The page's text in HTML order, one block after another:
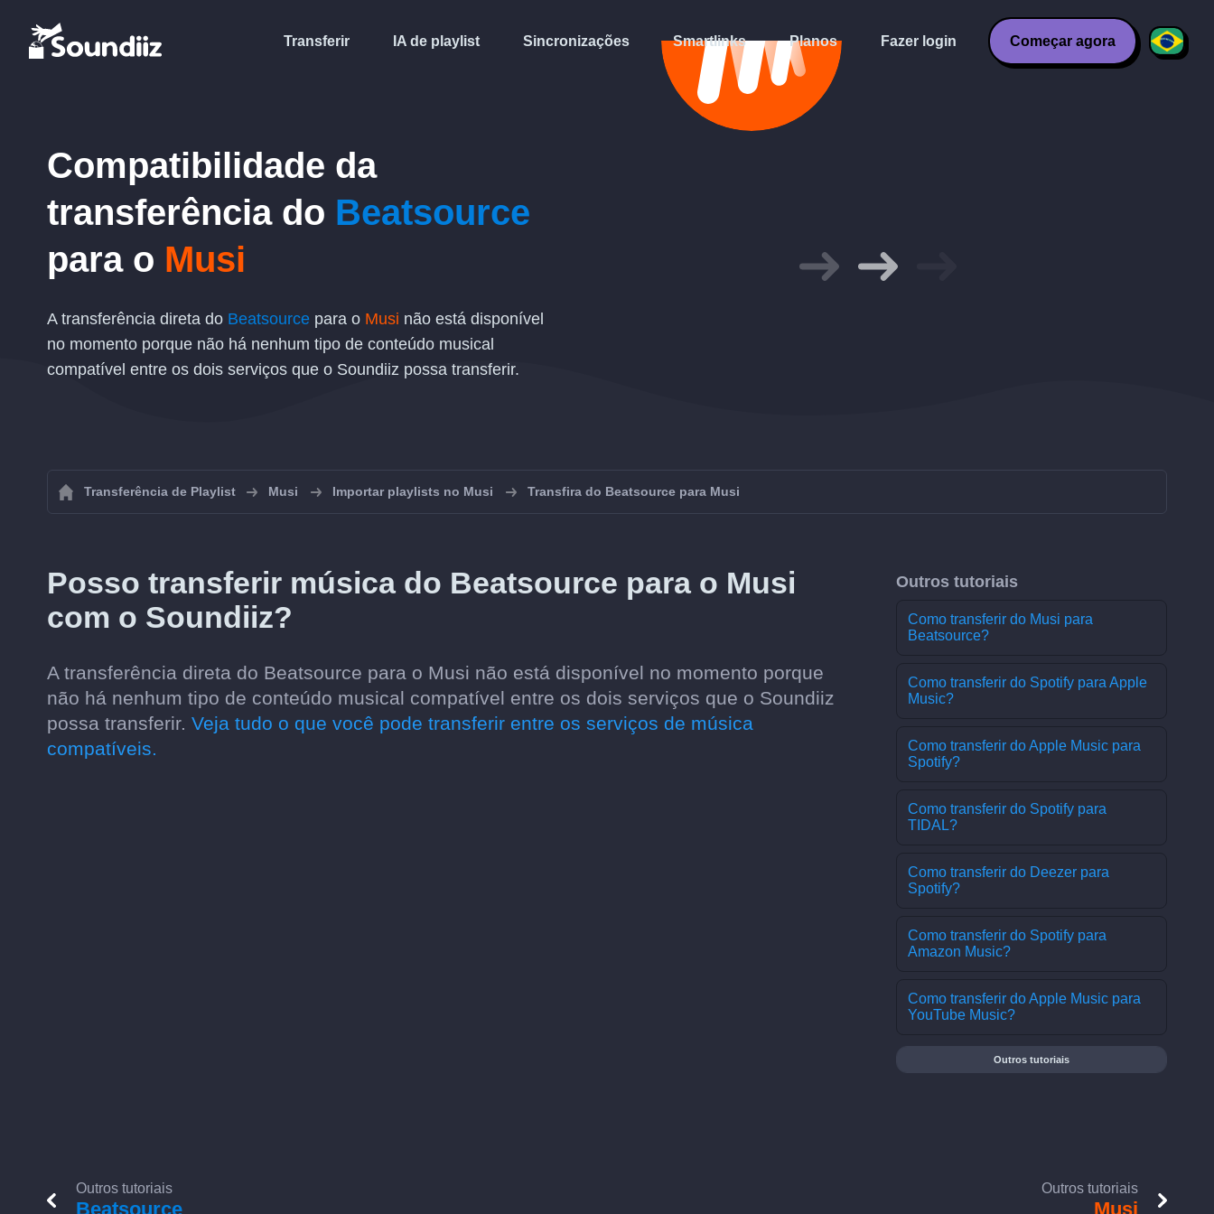
Transferir IA de playlist Sincronizações Smartlinks Planos Fazer login Começar agora
Compatibilidade da
transferência do Beatsource
para o Musi
A transferência direta do Beatsource para o Musi não está disponível
no momento porque não há nenhum tipo de conteúdo musical
compatível entre os dois serviços que o Soundiiz possa transferir.
Transferência de Playlist Musi Importar playlists no Musi Transfira do Beatsource para Musi
Posso transferir música do Beatsource para o Musi
com o Soundiiz?
A transferência direta do Beatsource para o Musi não está disponível no momento porque
não há nenhum tipo de conteúdo musical compatível entre os dois serviços que o Soundiiz
possa transferir. Veja tudo o que você pode transferir entre os serviços de música
compatíveis.
Outros tutoriais
Como transferir do Musi para
Beatsource?
Como transferir do Spotify para Apple
Music?
Como transferir do Apple Music para
Spotify?
Como transferir do Spotify para
TIDAL?
Como transferir do Deezer para
Spotify?
Como transferir do Spotify para
Amazon Music?
Como transferir do Apple Music para
YouTube Music?
Outros tutoriais
Outros tutoriais
Beatsource
Outros tutoriais
Musi